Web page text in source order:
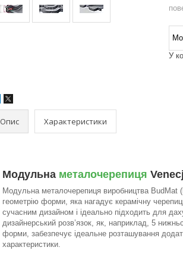
У
Опис Характеристики
Модульна металочерепиця
Модульна металочерепиця виробництва BudMat
геометрію форми, яка нагадує керамічну
сучасним дизайном і ідеально підходить для
дизайнерський розв’язок, як, наприклад, 5
форми, забезпечує ідеальне розташування
характеристики.